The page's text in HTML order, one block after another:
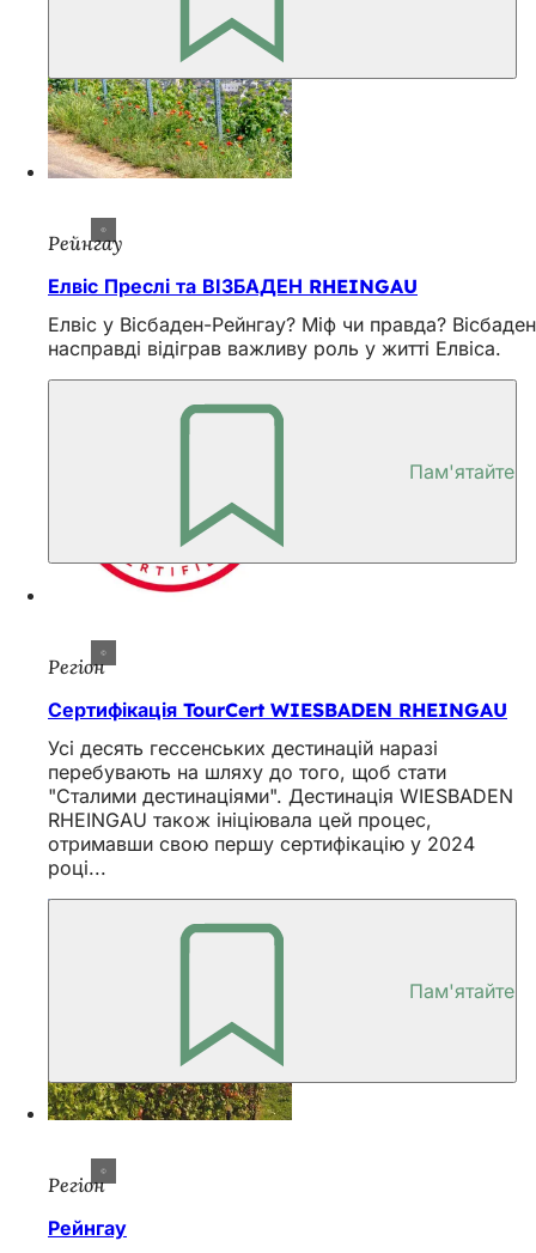
Рейнгау
Елвіс Преслі та ВІЗБАДЕН RHEINGAU
Елвіс у Вісбаден-Рейнгау? Міф чи правда? Вісбаден
насправді відіграв важливу роль у житті Елвіса.
Пам'ятайте
Регіон
Сертифікація TourCert WIESBADEN RHEINGAU
Усі десять гессенських дестинацій наразі
перебувають на шляху до того, щоб стати
"Сталими дестинаціями". Дестинація WIESBADEN
RHEINGAU також ініціювала цей процес,
отримавши свою першу сертифікацію у 2024
році...
Пам'ятайте
Регіон
Рейнгау